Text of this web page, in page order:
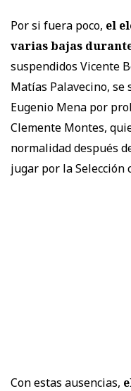
Por si fuera poco, el
varias bajas
suspendidos Vicente
Matías Palavecino,
Eugenio Mena por
Clemente Montes,
normalidad después
jugar por la Selección
Con estas ausencias,